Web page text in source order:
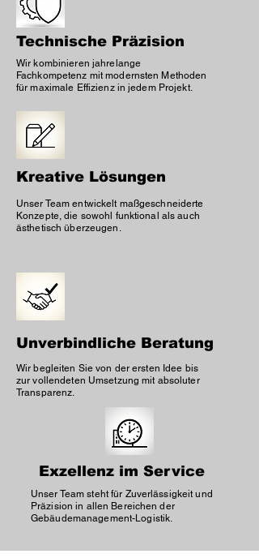
Technische Präzision
Wir kombinieren jahrelange
Fachkompetenz mit modernsten Methoden
für maximale Effizienz in jedem Projekt.
Kreative Lösungen
Unser Team entwickelt maßgeschneiderte
Konzepte, die sowohl funktional als auch
ästhetisch überzeugen.
Unverbindliche Beratung
Wir begleiten Sie von der ersten Idee bis
zur vollendeten Umsetzung mit absoluter
Transparenz.
Exzellenz im Service
Unser Team steht für Zuverlässigkeit und
Präzision in allen Bereichen der
Gebäudemanagement-Logistik.